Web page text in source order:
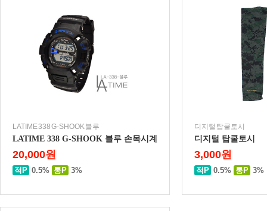
LATIME 338 G-SHOOK 블루
LATIME 338 G-SHOOK 블루 손목시계
20,000원
적P 0.5% 통P 3%
디지털 탑쿨토시
디지털 탑쿨토시
3,000원
적P 0.5% 통P 3%